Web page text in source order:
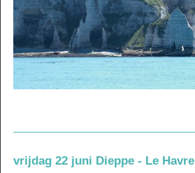
vrijdag 22 juni Dieppe - Le Havre